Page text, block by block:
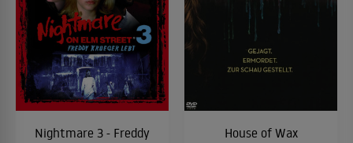
Nightmare 3 - Freddy
House of Wax